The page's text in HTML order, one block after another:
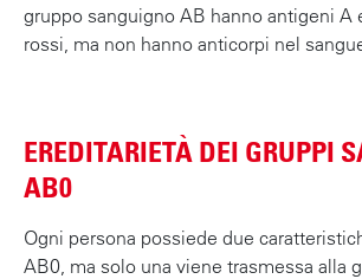
gruppo sanguigno AB hanno antigeni A
rossi, ma non hanno anticorpi nel
EREDITARIETÀ DEI GRUPPI
AB0
Ogni persona possiede due
AB0, ma solo una viene trasmessa alla